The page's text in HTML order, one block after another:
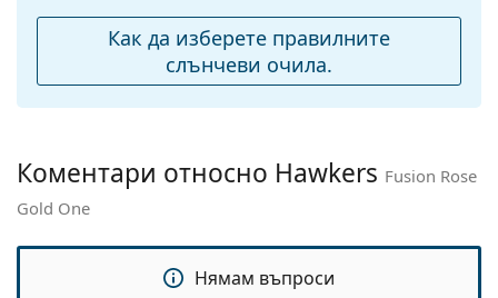
подложки за нос:
Не
Аксесоари
Кърпичка за
почистване:
Не
Как да изберете правилните
слънчеви очила.
Коментари относно Hawkers Fusion Rose
Gold One
Нямам въпроси